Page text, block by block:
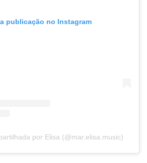
publicação no Instagram
por Elisa (@mar.elisa.music)